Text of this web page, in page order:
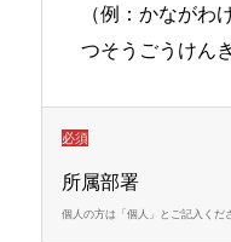
（例：かながわ
つそうごうけん
必須
所属部署
個人の方は「個人」とご記入くだ